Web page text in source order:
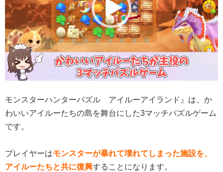
ヤ
ー
モンスターハンターパズル アイルーアイランド』は、か
わいいアイルーたちの島を舞台にした3マッチパズルゲーム
です。
プレイヤーはモンスターが暴れて壊れてしまった施設を、
アイルーたちと共に復興することになります。